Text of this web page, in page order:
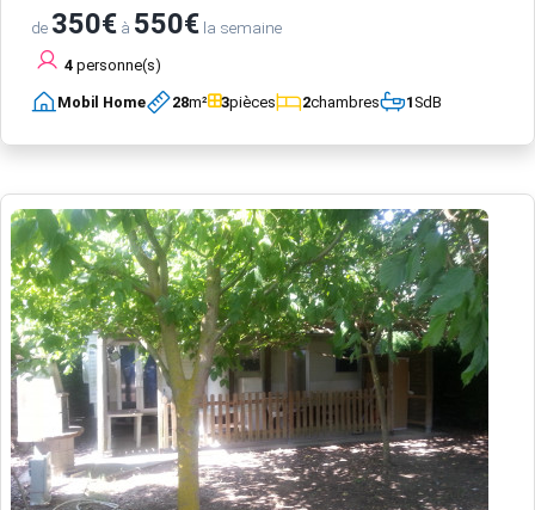
de 350€ à 550€ la semaine
4 personne(s)
Mobil Home 28m² 3pièces 2chambres 1SdB